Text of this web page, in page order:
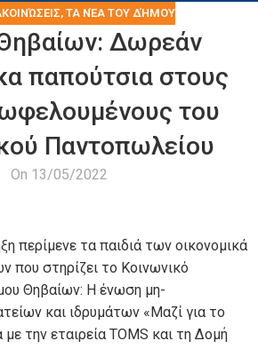
, ΤΑ ΝΈΑ ΤΟΥ ΔΉΜΟΥ
Δωρεάν
παπούτσια στους
του
Παντοπωλείου
On 13/05/2022
περίμενε τα παιδιά των οικονομικά
που στηρίζει το Κοινωνικό
Θηβαίων: Η ένωση μη-
και ιδρυμάτων «Μαζί για το
με την εταιρεία TOMS και τη Δομή